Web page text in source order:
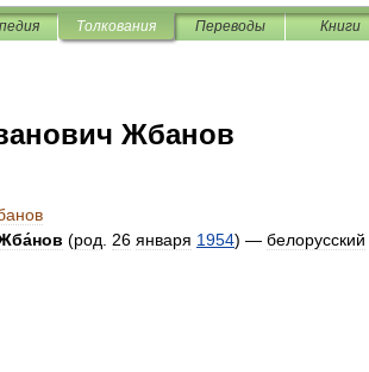
Толкования Переводы Книги
Жбанов
(род 26 января 1954) — белорусский